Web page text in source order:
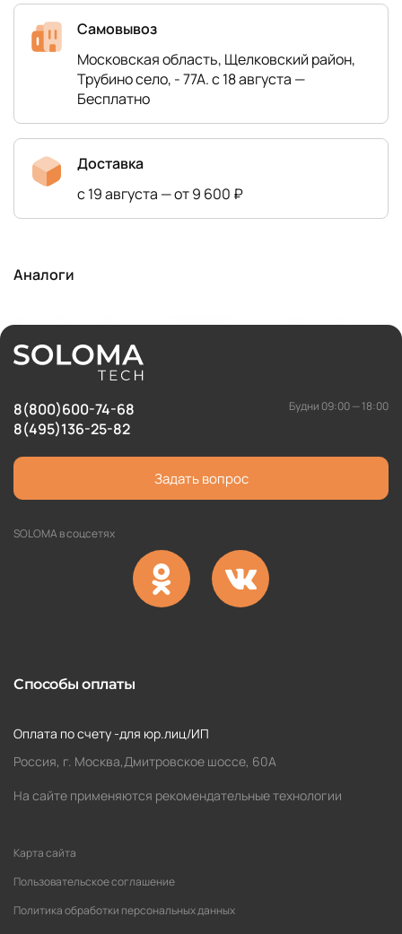
Самовывоз
Московская область, Щелковский район,
Трубино село, - 77А. с 18 августа —
Бесплатно
Доставка
с 19 августа — от 9 600 ₽
Аналоги
8(800)600-74-68
8(495)136-25-82
Будни 09:00 — 18:00
Задать вопрос
SOLOMA в соцсетях
Способы оплаты
Оплата по счету -для юр.лиц/ИП
Россия, г. Москва,Дмитровское шоссе, 60А
На сайте применяются рекомендательные технологии
Карта сайта
Политика обработки персональных данных
Пользовательское соглашение